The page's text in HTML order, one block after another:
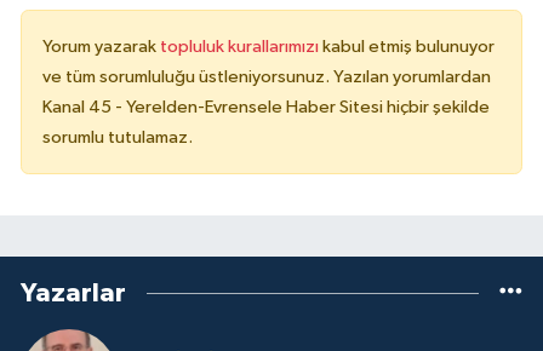
Yorum yazarak topluluk kurallarımızı kabul etmiş bulunuyor
ve tüm sorumluluğu üstleniyorsunuz. Yazılan yorumlardan
Kanal 45 - Yerelden-Evrensele Haber Sitesi hiçbir şekilde
sorumlu tutulamaz.
Yazarlar